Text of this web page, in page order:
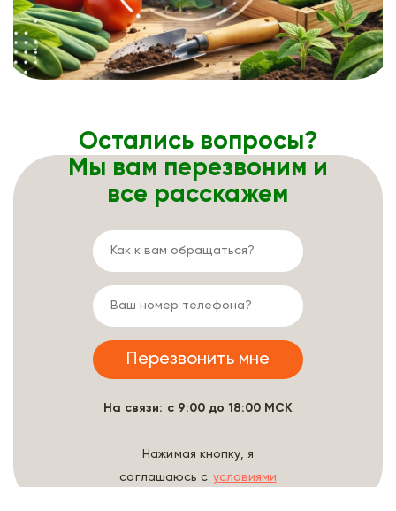
Остались вопросы?
Мы вам перезвоним и
все расскажем
На связи: с 9:00 до 18:00 МСК
Нажимая кнопку, я
соглашаюсь с условиями